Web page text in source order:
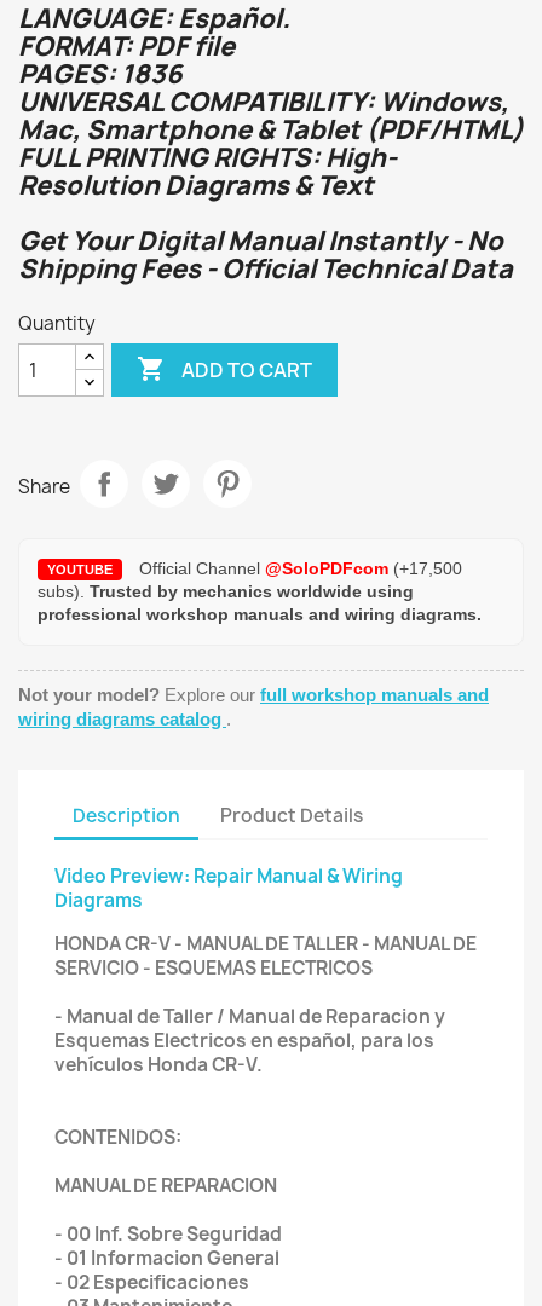
LANGUAGE: Español.
FORMAT: PDF file
PAGES: 1836
UNIVERSAL COMPATIBILITY: Windows,
Mac, Smartphone & Tablet (PDF/HTML)
FULL PRINTING RIGHTS: High-
Resolution Diagrams & Text
Get Your Digital Manual Instantly - No
Shipping Fees - Official Technical Data
Quantity
 ADD TO CART
Share
YOUTUBE Official Channel @SoloPDFcom (+17,500
subs). Trusted by mechanics worldwide using
professional workshop manuals and wiring diagrams.
Not your model? Explore our full workshop manuals and
wiring diagrams catalog .
Description Product Details
Video Preview: Repair Manual & Wiring
Diagrams
HONDA CR-V - MANUAL DE TALLER - MANUAL DE
SERVICIO - ESQUEMAS ELECTRICOS
- Manual de Taller / Manual de Reparacion y
Esquemas Electricos en español, para los
vehículos Honda CR-V.
CONTENIDOS:
MANUAL DE REPARACION
- 00 Inf. Sobre Seguridad
- 01 Informacion General
- 02 Especificaciones